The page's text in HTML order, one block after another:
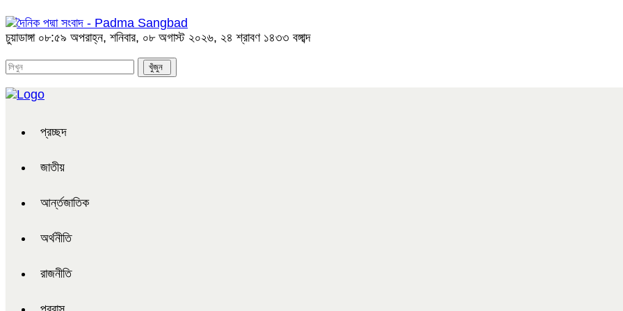
চুয়াডাঙ্গা ০৮:৫৯ অপরাহ্ন, শনিবার, ০৮ অগাস্ট ২০২৬, ২৪ শ্রাবণ ১৪৩৩ বঙ্গাব্দ
প্রচ্ছদ
জাতীয়
আর্ন্তজাতিক
অর্থনীতি
রাজনীতি